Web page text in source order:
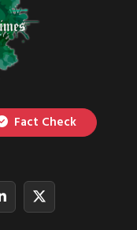
Fact Check